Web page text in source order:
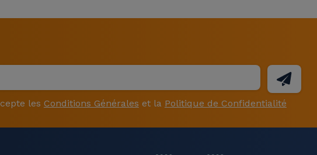
les Conditions Générales et la Politique de Confidentialité